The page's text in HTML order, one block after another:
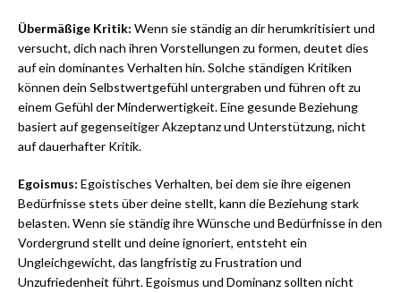
Übermäßige Kritik: Wenn sie ständig an dir herumkritisiert und
versucht, dich nach ihren Vorstellungen zu formen, deutet dies
auf ein dominantes Verhalten hin. Solche ständigen Kritiken
können dein Selbstwertgefühl untergraben und führen oft zu
einem Gefühl der Minderwertigkeit. Eine gesunde Beziehung
basiert auf gegenseitiger Akzeptanz und Unterstützung, nicht
auf dauerhafter Kritik.
Egoismus: Egoistisches Verhalten, bei dem sie ihre eigenen
Bedürfnisse stets über deine stellt, kann die Beziehung stark
belasten. Wenn sie ständig ihre Wünsche und Bedürfnisse in den
Vordergrund stellt und deine ignoriert, entsteht ein
Ungleichgewicht, das langfristig zu Frustration und
Unzufriedenheit führt. Egoismus und Dominanz sollten nicht